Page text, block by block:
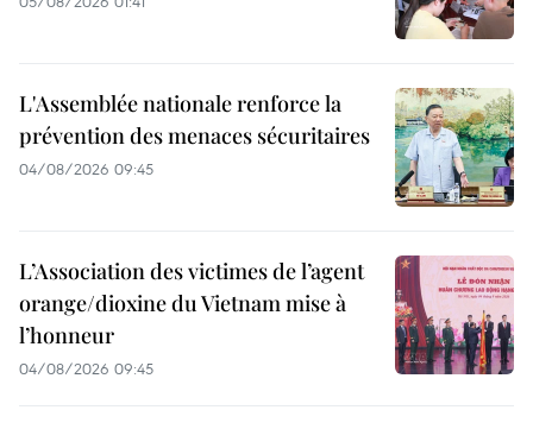
L'Assemblée nationale renforce la
prévention des menaces sécuritaires
04/08/2026 09:45
L’Association des victimes de l’agent
orange/dioxine du Vietnam mise à
l’honneur
04/08/2026 09:45